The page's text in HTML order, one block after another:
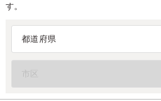
す。